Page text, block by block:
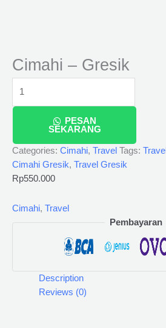
Cimahi – Gresik
PESAN
SEKARANG
Categories: Cimahi, Travel Tags: Travel
Cimahi Gresik, Travel Gresik
Rp550.000
Cimahi, Travel
Pembayaran
Description
Reviews (0)